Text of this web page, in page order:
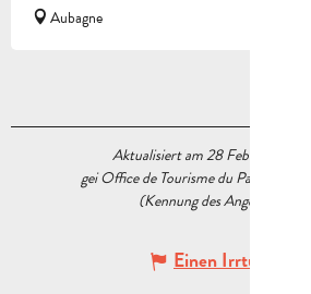
Aubagne
Aktualisiert am 28 Februar 2024
gei Office de Tourisme du Pays
(Kennung des Angebots :
Einen Irrtum